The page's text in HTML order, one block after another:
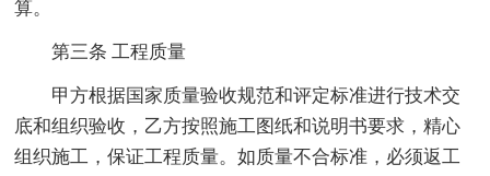
算。
第三条 工程质量
甲方根据国家质量验收规范和评定标准进行技术交
底和组织验收，乙方按照施工图纸和说明书要求，精心
组织施工，保证工程质量。如质量不合标准，必须返工